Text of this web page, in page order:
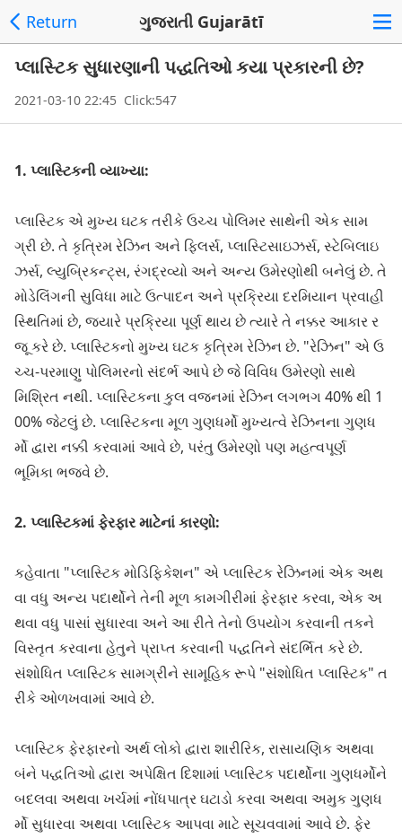
Return ગુજરાતી Gujarātī
પ્લાસ્ટિક સુધારણાની પદ્ધતિઓ કયા પ્રકારની છે?
2021-03-10 22:45 Click:547
1. પ્લાસ્ટિકની વ્યાખ્યા:
પ્લાસ્ટિક એ મુખ્ય ઘટક તરીકે ઉચ્ચ પોલિમર સાથેની એક સામ
ગ્રી છે. તે કૃત્રિમ રેઝિન અને ફિલર્સ, પ્લાસ્ટિસાઇઝર્સ, સ્ટેબિલાઇ
ઝર્સ, લ્યુબ્રિકન્ટ્સ, રંગદ્રવ્યો અને અન્ય ઉમેરણોથી બનેલું છે. તે
મોડેલિંગની સુવિધા માટે ઉત્પાદન અને પ્રક્રિયા દરમિયાન પ્રવાહી
સ્થિતિમાં છે, જ્યારે પ્રક્રિયા પૂર્ણ થાય છે ત્યારે તે નક્કર આકાર ર
જૂ કરે છે. પ્લાસ્ટિકનો મુખ્ય ઘટક કૃત્રિમ રેઝિન છે. "રેઝિન" એ ઉ
ચ્ચ-પરમાણુ પોલિમરનો સંદર્ભ આપે છે જે વિવિધ ઉમેરણો સાથે
મિશ્રિત નથી. પ્લાસ્ટિકના કુલ વજનમાં રેઝિન લગભગ 40% થી 1
00% જેટલું છે. પ્લાસ્ટિકના મૂળ ગુણધર્મો મુખ્યત્વે રેઝિનના ગુણધ
ર્મો દ્વારા નક્કી કરવામાં આવે છે, પરંતુ ઉમેરણો પણ મહત્વપૂર્ણ
ભૂમિકા ભજવે છે.
2. પ્લાસ્ટિકમાં ફેરફાર માટેનાં કારણો:
કહેવાતા "પ્લાસ્ટિક મોડિફિકેશન" એ પ્લાસ્ટિક રેઝિનમાં એક અથ
વા વધુ અન્ય પદાર્થોને તેની મૂળ કામગીરીમાં ફેરફાર કરવા, એક અ
થવા વધુ પાસાં સુધારવા અને આ રીતે તેનો ઉપયોગ કરવાની તકને
વિસ્તૃત કરવાના હેતુને પ્રાપ્ત કરવાની પદ્ધતિને સંદર્ભિત કરે છે.
સંશોધિત પ્લાસ્ટિક સામગ્રીને સામૂહિક રૂપે "સંશોધિત પ્લાસ્ટિક" ત
રીકે ઓળખવામાં આવે છે.
પ્લાસ્ટિક ફેરફારનો અર્થ લોકો દ્વારા શારીરિક, રાસાયણિક અથવા
બંને પદ્ધતિઓ દ્વારા અપેક્ષિત દિશામાં પ્લાસ્ટિક પદાર્થોના ગુણધર્મોને
બદલવા અથવા ખર્ચમાં નોંધપાત્ર ઘટાડો કરવા અથવા અમુક ગુણધ
ર્મો સુધારવા અથવા પ્લાસ્ટિક આપવા માટે સૂચવવામાં આવે છે. ફેર